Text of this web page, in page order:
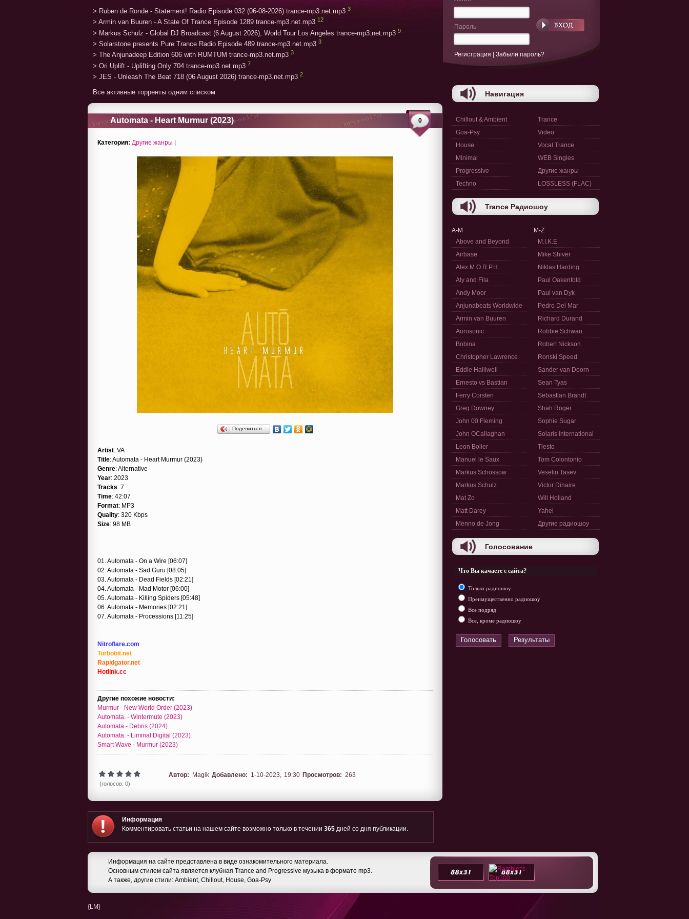
> Ruben de Ronde - Statement! Radio Episode 032 (06-08-2026) trance-mp3.net.mp3 3
> Armin van Buuren - A State Of Trance Episode 1289 trance-mp3.net.mp3 12
> Markus Schulz - Global DJ Broadcast (6 August 2026), World Tour Los Angeles trance-mp3.net.mp3 9
> Solarstone presents Pure Trance Radio Episode 489 trance-mp3.net.mp3 3
> The Anjunadeep Edition 606 with RUMTUM trance-mp3.net.mp3 3
> Ori Uplift - Uplifting Only 704 trance-mp3.net.mp3 7
> JES - Unleash The Beat 718 (06 August 2026) trance-mp3.net.mp3 2
Все активные торренты одним списком
Automata - Heart Murmur (2023) 0
Категория: Другие жанры |
Поделиться…
Artist: VA
Title: Automata - Heart Murmur (2023)
Genre: Alternative
Year: 2023
Tracks: 7
Time: 42:07
Format: MP3
Quality: 320 Kbps
Size: 98 MB
01. Automata - On a Wire [06:07]
02. Automata - Sad Guru [08:05]
03. Automata - Dead Fields [02:21]
04. Automata - Mad Motor [06:00]
05. Automata - Killing Spiders [05:48]
06. Automata - Memories [02:21]
07. Automata - Processions [11:25]
Nitroflare.com
Turbobit.net
Rapidgator.net
Hotlink.cc
Другие похожие новости:
Murmur - New World Order (2023)
Automata. - Wintermute (2023)
Automata - Debris (2024)
Automata. - Liminal Digital (2023)
Smart Wave - Murmur (2023)
(голосов: 0)
Автор: Magik Добавлено: 1-10-2023, 19:30 Просмотров: 263
Информация
Комментировать статьи на нашем сайте возможно только в течении 365 дней со дня публикации.
Пароль
Регистрация Забыли пароль?
Навигация
Chillout & Ambient
Goa-Psy
House
Minimal
Progressive
Techno
Trance
Video
Vocal Trance
WEB Singles
Другие жанры
LOSSLESS (FLAC)
Trance Радиошоу
A-M
Above and Beyond
Airbase
Alex M.O.R.P.H.
Aly and Fila
Andy Moor
Anjunabeats Worldwide
Armin van Buuren
Aurosonic
Bobina
Christopher Lawrence
Eddie Halliwell
Ernesto vs Bastian
Ferry Corsten
Greg Downey
John 00 Fleming
John OCallaghan
Leon Bolier
Manuel le Saux
Markus Schossow
Markus Schulz
Mat Zo
Matt Darey
Menno de Jong
M-Z
M.I.K.E.
Mike Shiver
Niklas Harding
Paul Oakenfold
Paul van Dyk
Pedro Del Mar
Richard Durand
Robbie Schwan
Robert Nickson
Ronski Speed
Sander van Doorn
Sean Tyas
Sebastian Brandt
Shah Roger
Sophie Sugar
Solaris International
Tiesto
Tom Colontonio
Veselin Tasev
Victor Dinaire
Will Holland
Yahel
Другие радиошоу
Голосование
Что Вы качаете с сайта?
Только радиошоу
Преимущественно радиошоу
Все подряд
Все, кроме радиошоу
Голосовать Результаты
Информация на сайте представлена в виде ознакомительного материала.
Основным стилем сайта является клубная Trance and Progressive музыка в формате mp3.
А также, другие стили: Ambient, Chillout, House, Goa-Psy
{LM}